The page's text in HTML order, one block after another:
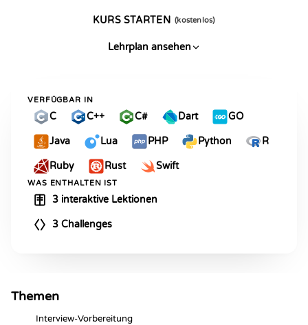
KURS STARTEN (kostenlos)
Lehrplan ansehen
VERFÜGBAR IN
C C++ C# Dart GO
Java Lua PHP Python R
Ruby Rust Swift
WAS ENTHALTEN IST
3 interaktive Lektionen
3 Challenges
Themen
Interview-Vorbereitung